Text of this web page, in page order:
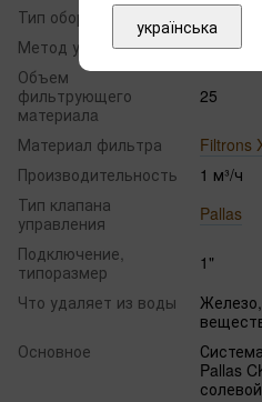
Тип оборудования
Метод управления
Объем
фильтрующего
мaтериaлa
25
Материал фильтра
Filtrons
Производительность
1 м³/ч
Тип клапана
управления
Pallas
Подключение,
типоразмер
1"
Что удаляет из воды
Основное
Pallas
українська